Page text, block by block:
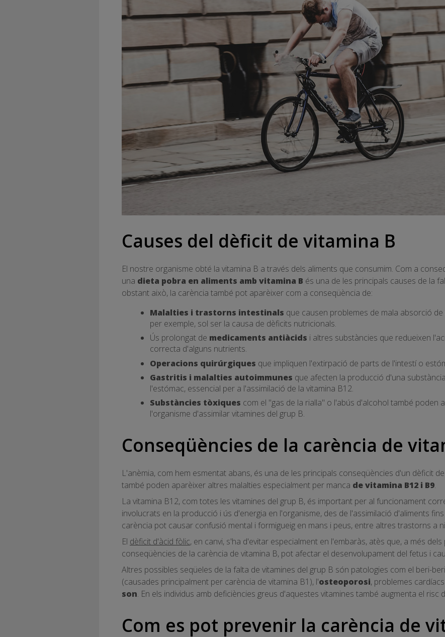
Causes del dèficit de vitamina B
El nostre organisme obté la vitamina B a través dels aliments que consumim. Com a
una dieta pobra en aliments amb vitamina B és una de les principals causes de la
obstant això, la carència també pot aparèixer com a conseqüència de:
Malalties i trastorns intestinals que causen problemes de mala absorció
per exemple, sol ser la causa de dèficits nutricionals.
Ús prolongat de medicaments antiàcids i altres substàncies que redueixen
correcta d'alguns nutrients.
Operacions quirúrgiques que impliquen l'extirpació de parts de l'intestí o
Gastritis i malalties autoimmunes que afecten la producció d'una
l'estómac, essencial per a l'assimilació de la vitamina B12.
Substàncies tòxiques com el "gas de la rialla" o l'abús d'alcohol també poden
l'organisme d'assimilar vitamines del grup B.
Conseqüències de la carència de
L'anèmia, com hem esmentat abans, és una de les principals conseqüències d'un dèficit
també poden aparèixer altres malalties especialment per manca de vitamina B12 i B9.
La vitamina B12, com totes les vitamines del grup B, és important per al funcionament
involucrats en la producció i ús d'energia en l'organisme, des de l'assimilació d'aliments
carència pot causar confusió mental i formigueig en mans i peus, entre altres trastorns a
El dèficit d'àcid fòlic, en canvi, s'ha d'evitar especialment en l'embaràs, atès que, a més
conseqüències de la carència de vitamina B, pot afectar el desenvolupament del fetus i
Altres possibles seqüeles de la falta de vitamines del grup B són patologies com el beri-
(causades principalment per carència de vitamina B1), l'osteoporosi, problemes
son. En els individus amb deficiències greus d'aquestes vitamines també augmenta el risc
Com es pot prevenir la carència de